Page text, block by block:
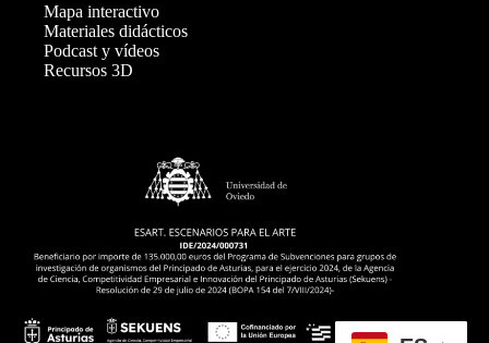
Mapa interactivo
Materiales didácticos
Podcast y vídeos
Recursos 3D